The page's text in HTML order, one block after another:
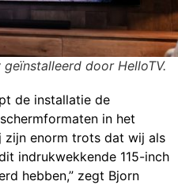
door HelloTV.
de installatie de
in het
zijn enorm trots dat wij als
indrukwekkende 115-inch
hebben,” zegt Bjorn